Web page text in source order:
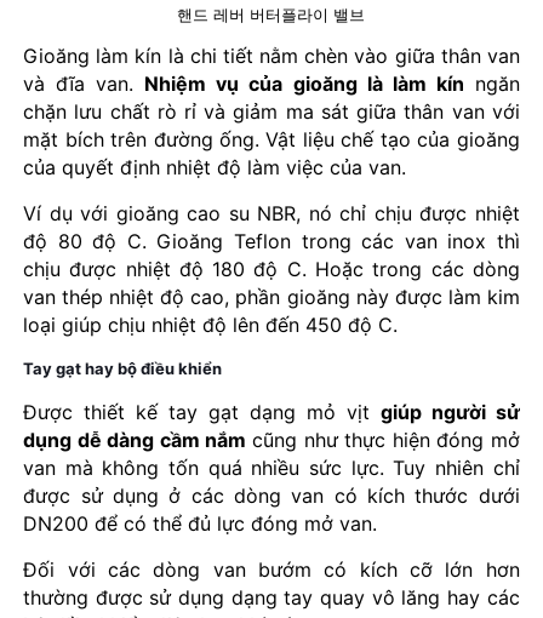
핸드 레버 버터플라이 밸브
Gioăng làm kín là chi tiết nằm chèn vào giữa thân van
và đĩa van. Nhiệm vụ của gioăng là làm kín ngăn
chặn lưu chất rò rỉ và giảm ma sát giữa thân van với
mặt bích trên đường ống. Vật liệu chế tạo của gioăng
của quyết định nhiệt độ làm việc của van.
Ví dụ với gioăng cao su NBR, nó chỉ chịu được nhiệt
độ 80 độ C. Gioăng Teflon trong các van inox thì
chịu được nhiệt độ 180 độ C. Hoặc trong các dòng
van thép nhiệt độ cao, phần gioăng này được làm kim
loại giúp chịu nhiệt độ lên đến 450 độ C.
Tay gạt hay bộ điều khiển
Được thiết kế tay gạt dạng mỏ vịt giúp người sử
dụng dễ dàng cầm nắm cũng như thực hiện đóng mở
van mà không tốn quá nhiều sức lực. Tuy nhiên chỉ
được sử dụng ở các dòng van có kích thước dưới
DN200 để có thể đủ lực đóng mở van.
Đối với các dòng van bướm có kích cỡ lớn hơn
thường được sử dụng dạng tay quay vô lăng hay các